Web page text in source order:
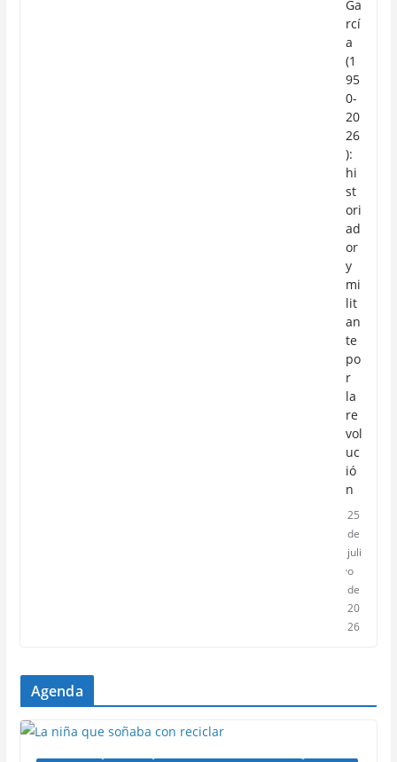
Ga
rcí
a
(1
95
0-
20
26
):
hi
st
ori
ad
or
y
mi
lit
an
te
po
r
la
re
vol
uc
ió
n
25
de
juli
o
de
20
26
Agenda